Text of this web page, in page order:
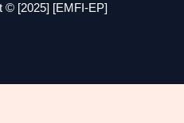
© [2025] [EMFI-EP]